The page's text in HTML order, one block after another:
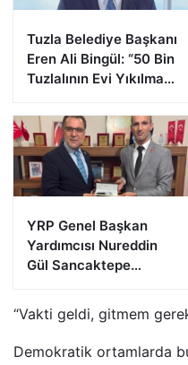
Tuzla Belediye Başkanı
Eren Ali Bingül: “50 Bin
Tuzlalının Evi Yıkılma
YRP Genel Başkan
Yardımcısı Nureddin
Gül Sancaktepe
Geldi
“Vakti geldi, gitmem
Demokratik ortamlarda